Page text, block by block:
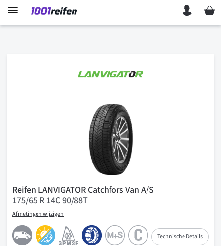
Mein
Reifen LANVIGATOR Catchfors Van A/S
175/65 R 14C 90/88T
Afmetingen wijzigen
Technische Details